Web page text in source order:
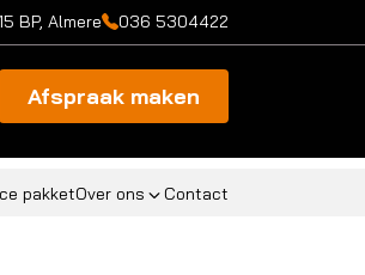
BP, Almere 036 5304422
Afspraak maken
pakketOver ons Contact